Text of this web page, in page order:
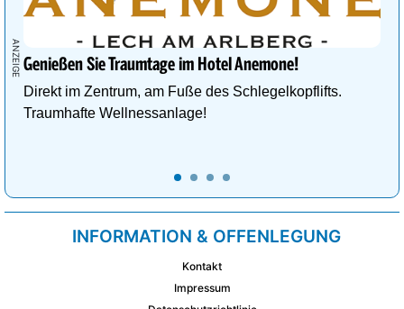
Genießen Sie Traumtage im Hotel Anemone!
Direkt im Zentrum, am Fuße des Schlegelkopflifts.
Traumhafte Wellnessanlage!
INFORMATION & OFFENLEGUNG
Kontakt
Impressum